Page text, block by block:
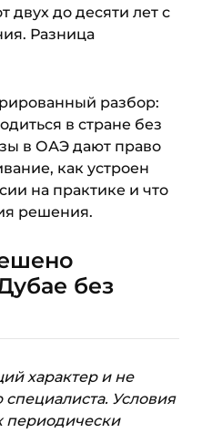
двух до десяти лет с
Разница
разбор:
в стране без
в ОАЭ дают право
как устроен
на практике и что
решения.
без
характер и не
Условия
периодически